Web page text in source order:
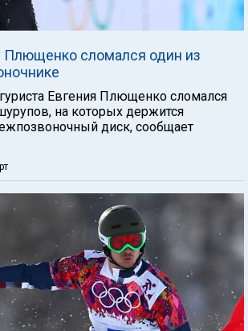
Плющенко сломался один из
Евгения Плющенко сломался
на которых держится
диск, сообщает